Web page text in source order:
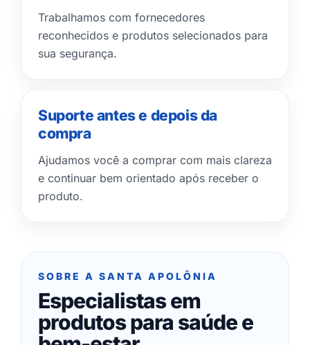
Trabalhamos com fornecedores
reconhecidos e produtos selecionados para
sua segurança.
Suporte antes e depois da
compra
Ajudamos você a comprar com mais clareza
e continuar bem orientado após receber o
produto.
SOBRE A SANTA APOLÔNIA
Especialistas em
produtos para saúde e